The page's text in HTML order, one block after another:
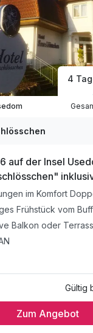
September
4
auf der Insel
(3Ü.)
im Komfort
Frühstück vom
Balkon oder
Gültig
Zum Angebot